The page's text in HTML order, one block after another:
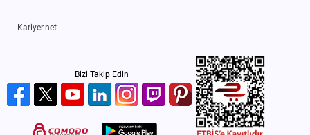
Kariyer.net
Bizi Takip Edin